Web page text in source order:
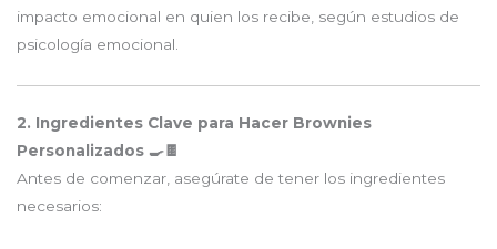
impacto emocional en quien los recibe, según estudios de
psicología emocional.
2. Ingredientes Clave para Hacer Brownies
Personalizados 🍳🍫
Antes de comenzar, asegúrate de tener los ingredientes
necesarios: